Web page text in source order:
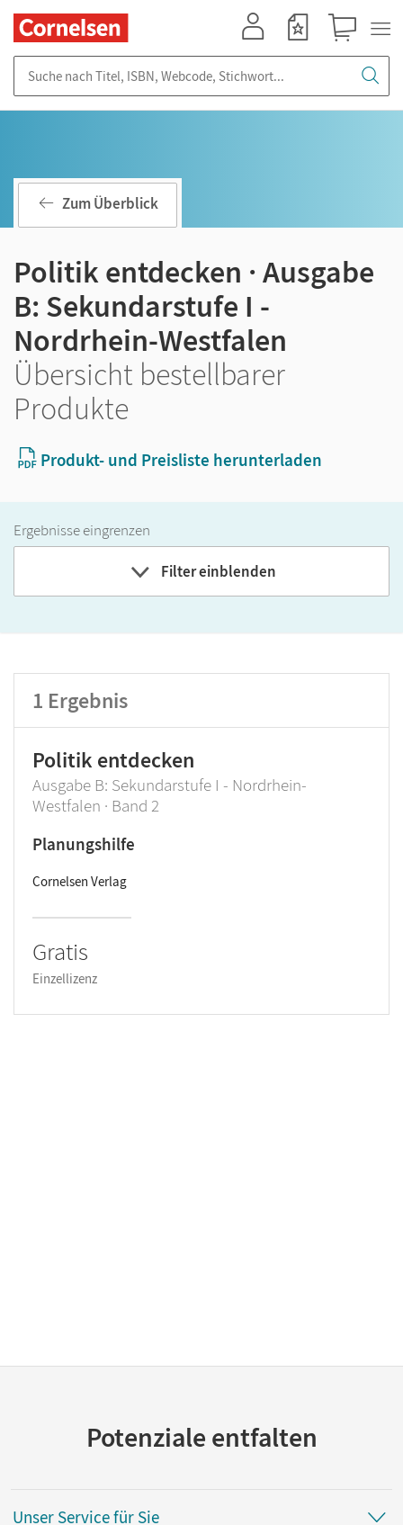
Zum Überblick
Politik entdecken · Ausgabe
B: Sekundarstufe I -
Nordrhein-Westfalen
Übersicht bestellbarer
Produkte
Produkt- und Preisliste herunterladen
Ergebnisse eingrenzen
Filter einblenden
Band
Klassenstufe
Produktart
1 Ergebnis
Politik entdecken
Ausgabe B: Sekundarstufe I - Nordrhein-
Westfalen · Band 2
Planungshilfe
Cornelsen Verlag
Gratis
Einzellizenz
Potenziale entfalten
Unser Service für Sie